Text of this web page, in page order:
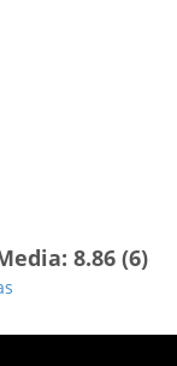
8.86 (6)